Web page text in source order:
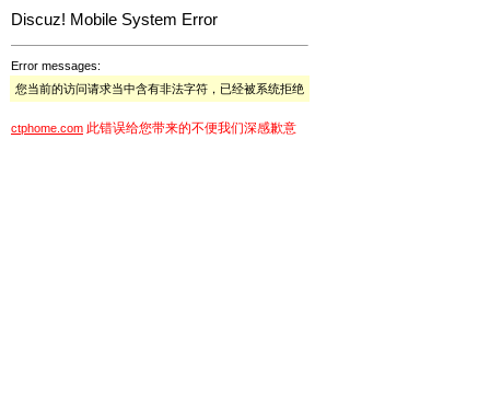
Discuz! Mobile System Error
Error messages:
您当前的访问请求当中含有非法字符，已经被系统拒绝
ctphome.com 此错误给您带来的不便我们深感歉意